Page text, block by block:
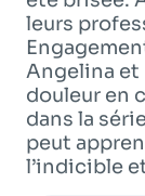
Avantages
Productions et
Programme tv
leurs
Angelina et
douleur en
dans la
peut
l’indicible